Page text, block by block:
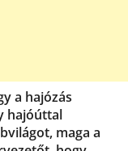
a hajózás
hajóúttal
maga a